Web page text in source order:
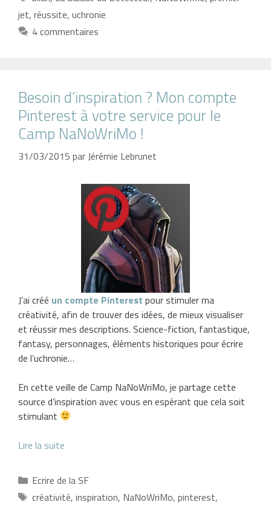
jet, réussite, uchronie
4 commentaires
Besoin d’inspiration ? Mon compte
Pinterest à votre service pour le
Camp NaNoWriMo !
31/03/2015 par Jérémie Lebrunet
J’ai créé un compte Pinterest pour stimuler ma
créativité, afin de trouver des idées, de mieux visualiser
et réussir mes descriptions. Science-fiction, fantastique,
fantasy, personnages, éléments historiques pour écrire
de l’uchronie…
En cette veille de Camp NaNoWriMo, je partage cette
source d’inspiration avec vous en espérant que cela soit
stimulant
Lire la suite
Catégories
Ecrire de la SF
Étiquettes
créativité, inspiration, NaNoWriMo, pinterest,